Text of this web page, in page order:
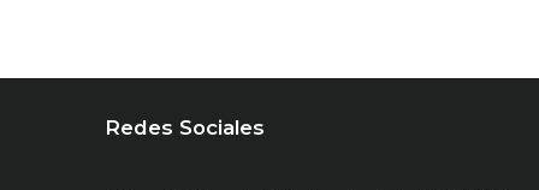
Redes Sociales